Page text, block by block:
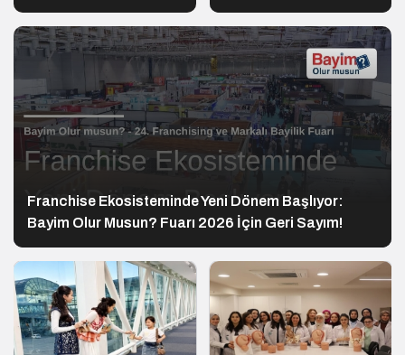
Ticaretin Yeni Merkezi
Olmaya Hazırlanıyor
Franchise Ekosisteminde Yeni Dönem Başlıyor:
Bayim Olur Musun? Fuarı 2026 İçin Geri Sayım!